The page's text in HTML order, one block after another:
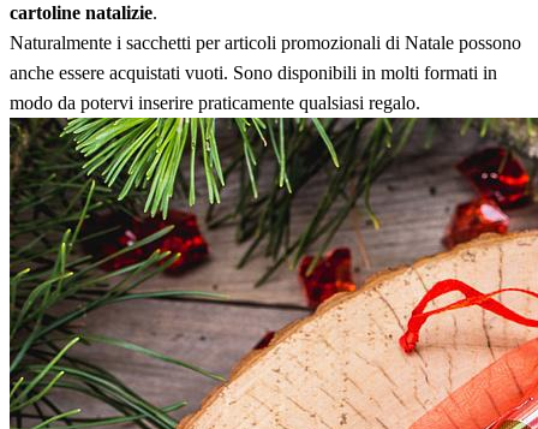
cartoline natalizie.
Naturalmente i sacchetti per articoli promozionali di Natale possono
anche essere acquistati vuoti. Sono disponibili in molti formati in
modo da potervi inserire praticamente qualsiasi regalo.